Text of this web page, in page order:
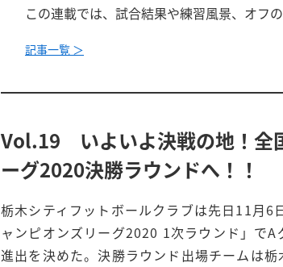
この連載では、試合結果や練習風景、オフ
記事一覧 ＞
Vol.19 いよいよ決戦の地！全
ーグ2020決勝ラウンドへ！！
栃木シティフットボールクラブは先日11月
ャンピオンズリーグ2020 1次ラウンド」で
進出を決めた。決勝ラウンド出場チームは